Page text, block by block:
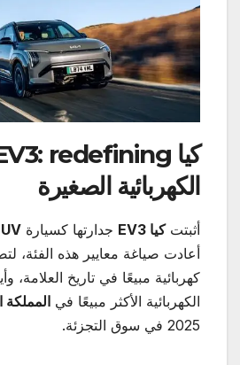
كيا
الكهربائية الصغيرة
أثبتتكيا جدارتها كسيارة
أعادت صياغة معايير هذه الفئة،
كهربائية مبيعًا في تاريخ العلامة،
الكهربائية الأكثر مبيعًا في المملكة
2025 في سوق التجزئة.